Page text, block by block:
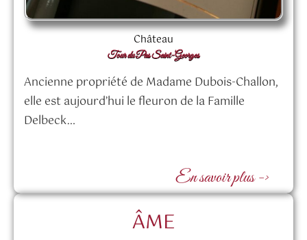
Château
Tour du Pas Saint-Georges
Ancienne propriété de Madame Dubois-Challon,
elle est aujourd’hui le fleuron de la Famille
Delbeck…
En savoir plus ->
ÂME